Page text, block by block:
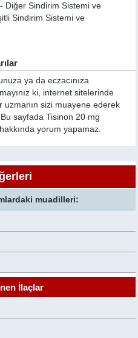
Diğer Sindirim Sistemi ve
Sindirim Sistemi ve
ya da eczacınıza
ki, internet sitelerinde
uzmanın sizi muayene ederek
sayfada Tisinon 20 mg
yorum yapamaz.
muadilleri:
İlaçlar